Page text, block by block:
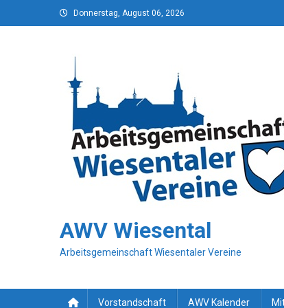
to
Donnerstag, August 06, 2026
AWV Wiesental
Arbeitsgemeinschaft Wiesentaler Vereine
Vorstandschaft AWV Kalender